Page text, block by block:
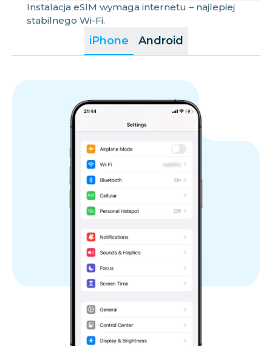
iPhone Android
Instalacja eSIM wymaga internetu – najlepiej
stabilnego Wi-Fi.